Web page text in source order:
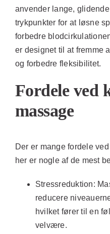
anvender lange,
trykpunkter for at løsne
forbedre
er designet til at fremme
og forbedre fleksibilitet.
Fordele ved
massage
Der er mange fordele
her er nogle af de mest
Stressreduktion:
reducere
hvilket fører til en
velvære.